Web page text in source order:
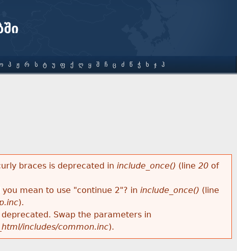
braces is deprecated in include_once() (line 20of
mean to use "continue 2"? in include_once() (line
).
Swap the parameters in
includes/common.inc).
Პ Ჟ Რ Ს Ტ Უ Ფ Ქ Ღ Ყ Შ Ჩ Ც Ძ Წ Ჭ Ხ Ჯ Ჰ